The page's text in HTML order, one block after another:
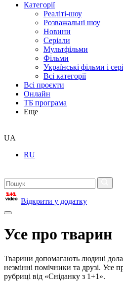
Категорії
Реаліті-шоу
Розважальні шоу
Новини
Серіали
Мультфільми
Фільми
Українські фільми і
Всі категорії
Всі проєкти
Онлайн
ТБ програма
Еще
UA
RU
Відкрити у додатку
Усе про тварин
Тварини допомагають людині
незмінні помічники та друзі. Усе
рубриці від «Сніданку з 1+1».